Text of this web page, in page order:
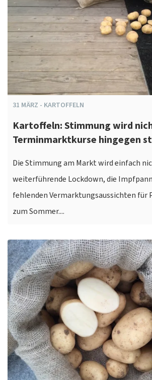
31 MÄRZ - KARTOFFELN
Kartoffeln: Stimmung wird
Terminmarktkurse hingegen
Die Stimmung am Markt wird einfach
weiterführende Lockdown, die
fehlenden Vermarktungsaussichten für
zum Sommer....